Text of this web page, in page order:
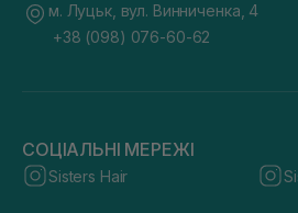
м. Луцьк, вул. Винниченка, 4
+38 (098) 076-60-62
СОЦІАЛЬНІ МЕРЕЖІ
Sisters Hair